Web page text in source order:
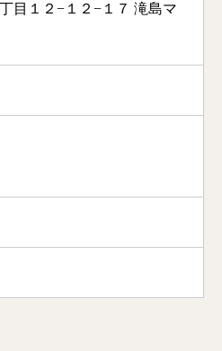
目１２−１２−１７ 滝島マ